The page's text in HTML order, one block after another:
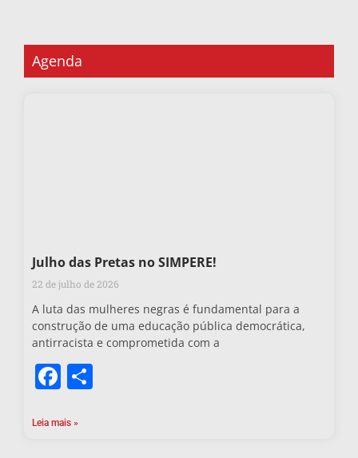
Agenda
Julho das Pretas no SIMPERE!
22 de julho de 2026
A luta das mulheres negras é fundamental para a
construção de uma educação pública democrática,
antirracista e comprometida com a
Facebook
Leia mais »